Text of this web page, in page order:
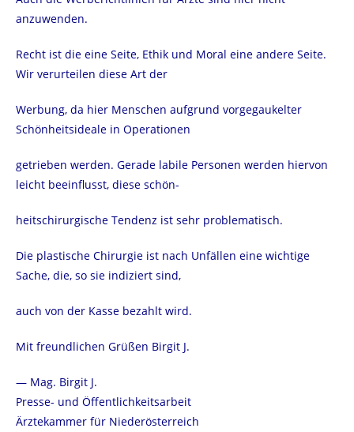
anzuwenden.
Recht ist die eine Seite, Ethik und Moral eine andere Seite.
Wir verurteilen diese Art der
Werbung, da hier Menschen aufgrund vorgegaukelter
Schönheitsideale in Operationen
getrieben werden. Gerade labile Personen werden hiervon
leicht beeinflusst, diese schön-
heitschirurgische Tendenz ist sehr problematisch.
Die plastische Chirurgie ist nach Unfällen eine wichtige
Sache, die, so sie indiziert sind,
auch von der Kasse bezahlt wird.
Mit freundlichen Grüßen Birgit J.
— Mag. Birgit J.
Presse- und Öffentlichkeitsarbeit
Ärztekammer für Niederösterreich